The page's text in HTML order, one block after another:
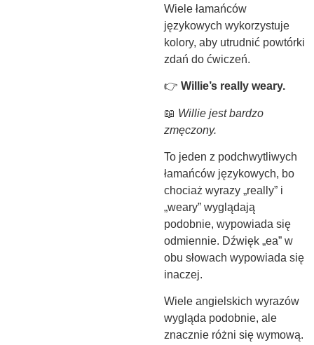
Wiele łamańców
językowych wykorzystuje
kolory, aby utrudnić powtórki
zdań do ćwiczeń.
👉 Willie’s really weary.
📖 Willie jest bardzo
zmęczony.
To jeden z podchwytliwych
łamańców językowych, bo
chociaż wyrazy „really” i
„weary” wyglądają
podobnie, wypowiada się
odmiennie. Dźwięk „ea” w
obu słowach wypowiada się
inaczej.
Wiele angielskich wyrazów
wygląda podobnie, ale
znacznie różni się wymową.